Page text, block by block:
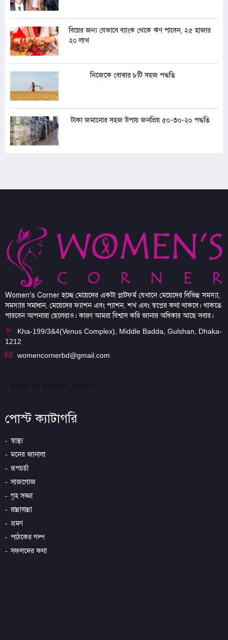
বিয়ের জন্য যেভাবে ব্যাংক থেকে ঋণ পাবেন, ২৫ হাজার
২০ লাখ
নিজেকে বোঝার ৮টি সহজ পদ্ধতি
টাকা জমানোর সহজ উপায় জনপ্রিয় ৫০-৩০-২০ পদ্ধতি
Women's Corner হচ্ছে মেয়েদের একটা প্লাটফর্ম যেখানে মেয়েদের বিভিন্ন সমস্যা,
সমস্যার সমাধান, মেয়েদের ফ্যাশন এবং প্যাশন, শখ এবং স্বপ্নের কথা থাকবে। থাকতে
পারবেন আপনারা ছেলেরাও। কারণ আমরা বিশ্বাস করি জানার অধিকার আছে সবার।
Kha-199/3&4(Venus Complex), Middle Badda, Gulshan, Dhaka-
1212
womencornerbd@gmail.com
পোস্ট ক্যাটাগরি
স্বাস্থ্য
মনের জানালা
রূপচর্চা
সাজগোজ
গৃহ সজ্জা
রান্নাবান্না
ভ্রমণ
পাঠকের গল্প
সফলদের কথা